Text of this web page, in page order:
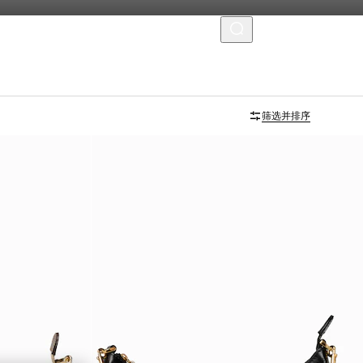
筛选并排序